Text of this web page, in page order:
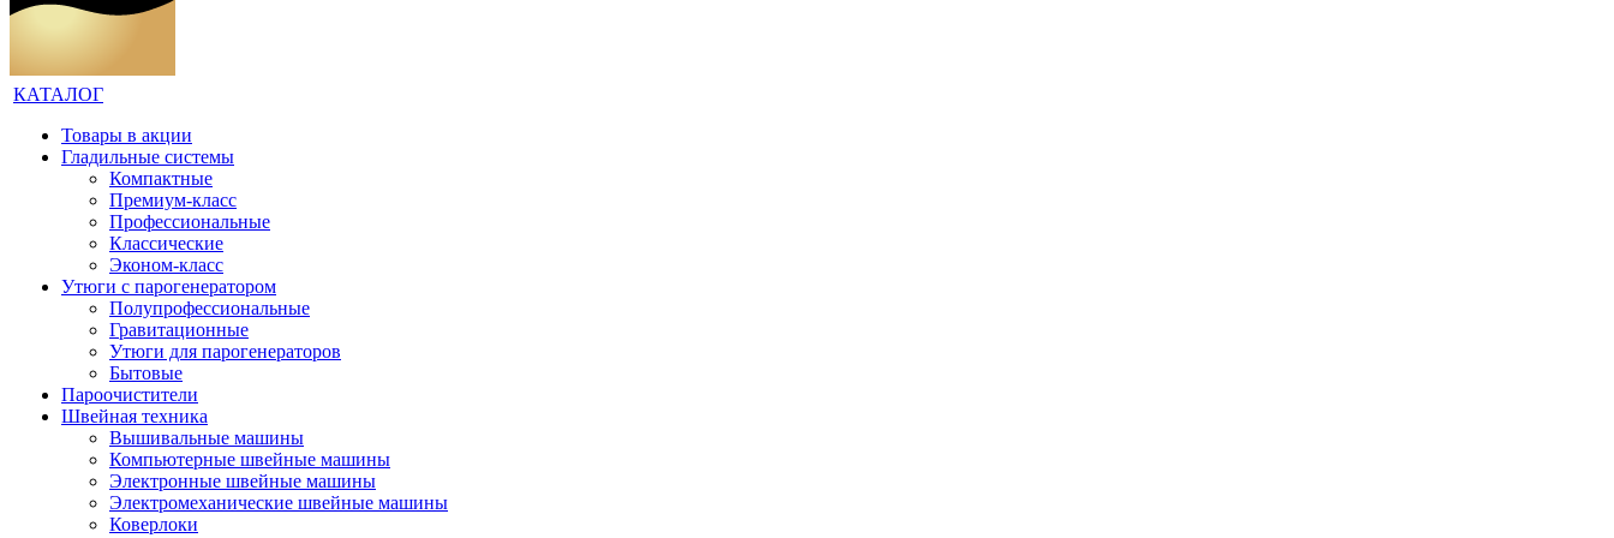
КАТАЛОГ
Товары в акции
Гладильные системы
Компактные
Премиум-класс
Профессиональные
Классические
Эконом-класс
Утюги с парогенератором
Полупрофессиональные
Гравитационные
Утюги для парогенераторов
Бытовые
Пароочистители
Швейная техника
Вышивальные машины
Компьютерные швейные машины
Электронные швейные машины
Электромеханические швейные машины
Коверлоки